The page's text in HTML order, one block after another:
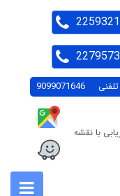
9099071646
با نقشه